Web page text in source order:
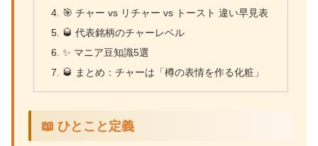
🎯 チャー vs リチャー vs トースト 違い早見表
🥃 代表銘柄のチャーレベル
✨ マニア豆知識5選
🥃 まとめ：チャーは「樽の表情を作る化粧」
📖 ひとこと定義